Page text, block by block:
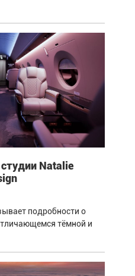
Natalie
подробности о
тёмной и